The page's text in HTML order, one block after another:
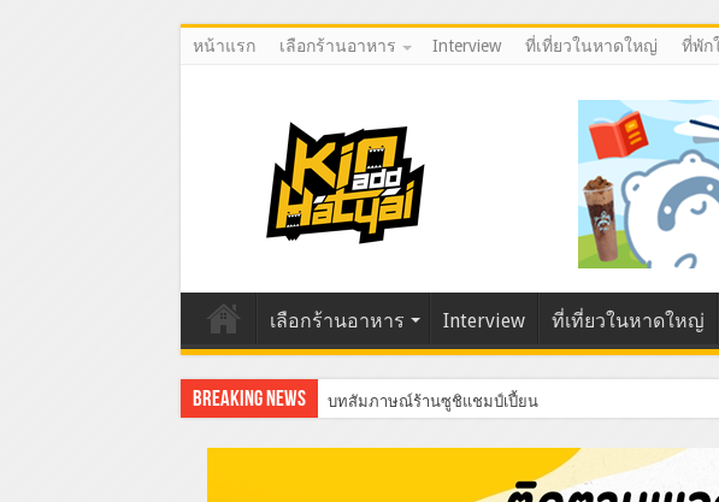
หน้าแรก เลือกร้านอาหาร Interview ที่เที่ยวในหาดใหญ่ ที่พัก
เลือกร้านอาหาร Interview ที่เที่ยวในหาดใหญ่
Breaking News บทสัมภาษณ์ร้านซูชิแชมป์เปี้ยน